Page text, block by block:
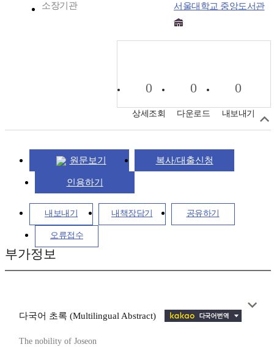
소장기관 서울대학교 중앙도서관
0
상세조회
0
다운로드
0
내보내기
원문보기 복사/대출신청
인용하기
내보내기 내책장담기 공유하기
오류접수
부가정보
다국어 초록 (Multilingual Abstract)
The nobility of Joseon